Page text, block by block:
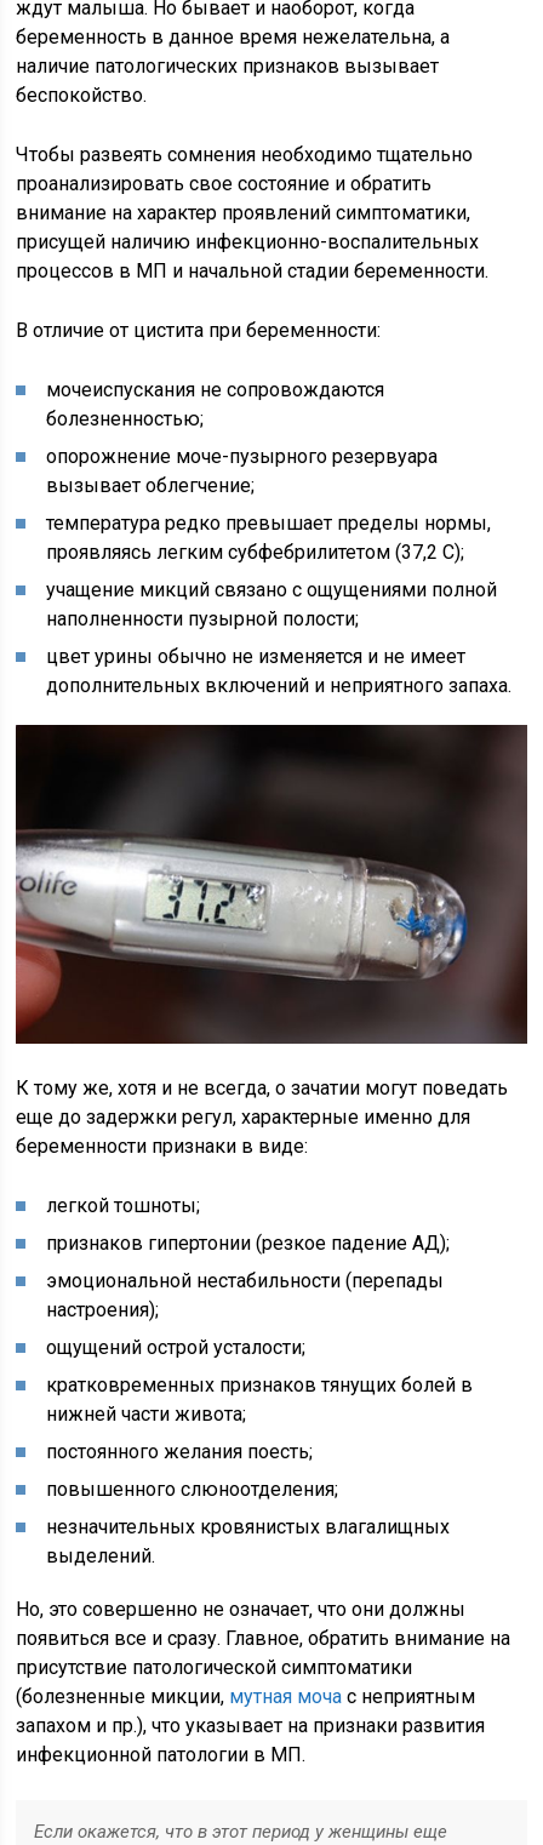
ждут малыша. Но бывает и наоборот, когда
беременность в данное время нежелательна, а
наличие патологических признаков вызывает
беспокойство.
Чтобы развеять сомнения необходимо тщательно
проанализировать свое состояние и обратить
внимание на характер проявлений симптоматики,
присущей наличию инфекционно-воспалительных
процессов в МП и начальной стадии беременности.
В отличие от цистита при беременности:
мочеиспускания не сопровождаются
болезненностью;
опорожнение моче-пузырного резервуара
вызывает облегчение;
температура редко превышает пределы нормы,
проявляясь легким субфебрилитетом (37,2 С);
учащение микций связано с ощущениями полной
наполненности пузырной полости;
цвет урины обычно не изменяется и не имеет
дополнительных включений и неприятного запаха.
К тому же, хотя и не всегда, о зачатии могут поведать
еще до задержки регул, характерные именно для
беременности признаки в виде:
легкой тошноты;
признаков гипертонии (резкое падение АД);
эмоциональной нестабильности (перепады
настроения);
ощущений острой усталости;
кратковременных признаков тянущих болей в
нижней части живота;
постоянного желания поесть;
повышенного слюноотделения;
незначительных кровянистых влагалищных
выделений.
Но, это совершенно не означает, что они должны
появиться все и сразу. Главное, обратить внимание на
присутствие патологической симптоматики
(болезненные микции, мутная моча с неприятным
запахом и пр.), что указывает на признаки развития
инфекционной патологии в МП.
Если окажется, что в этот период у женщины еще